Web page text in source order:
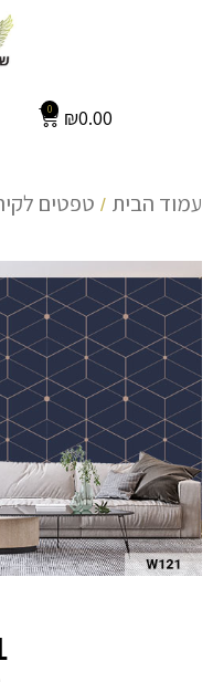
₪0.00
0
עמוד הבית / טפטים